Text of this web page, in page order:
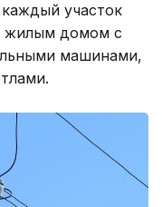
участок
жилым домом с
машинами,